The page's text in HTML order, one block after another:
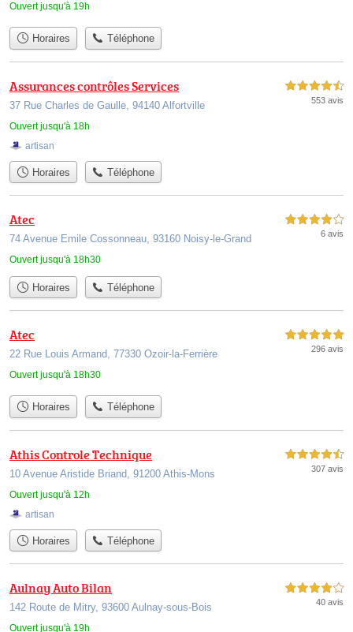
Ouvert jusqu'à 19h
Horaires Téléphone
Assurances contrôles Services
37 Rue Charles de Gaulle, 94140 Alfortville
Ouvert jusqu'à 18h
4,5 étoiles sur 5
553 avis
artisan
Horaires Téléphone
Atec
74 Avenue Emile Cossonneau, 93160 Noisy-le-Grand
Ouvert jusqu'à 18h30
4,0 étoiles sur 5
6 avis
Horaires Téléphone
Atec
22 Rue Louis Armand, 77330 Ozoir-la-Ferrière
Ouvert jusqu'à 18h30
5,0 étoiles sur 5
296 avis
Horaires Téléphone
Athis Controle Technique
10 Avenue Aristide Briand, 91200 Athis-Mons
Ouvert jusqu'à 12h
4,5 étoiles sur 5
307 avis
artisan
Horaires Téléphone
Aulnay Auto Bilan
142 Route de Mitry, 93600 Aulnay-sous-Bois
Ouvert jusqu'à 19h
4,0 étoiles sur 5
40 avis